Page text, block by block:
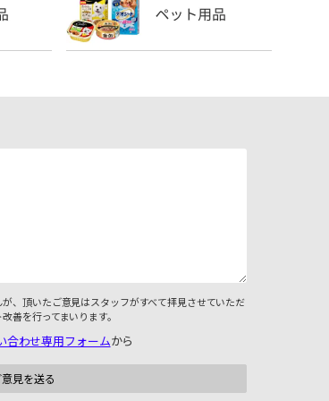
、頂いたご意見はスタッフがすべて拝見させていただ
善を行ってまいります。
合わせ専用フォームから